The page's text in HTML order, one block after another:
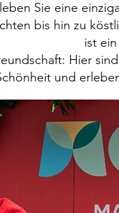
Sie eine
bis hin zu
ist
Hier
und